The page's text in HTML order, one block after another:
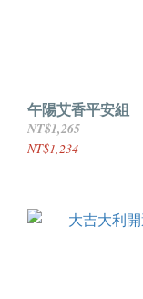
午陽艾香平安組
NT$1,265
NT$1,234